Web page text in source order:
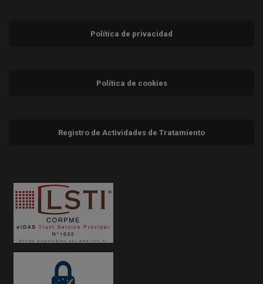
Política de privacidad
Política de cookies
Registro de Actividades de Tratamiento